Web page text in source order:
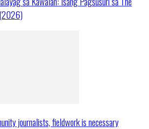
journalists, fieldwork is necessary